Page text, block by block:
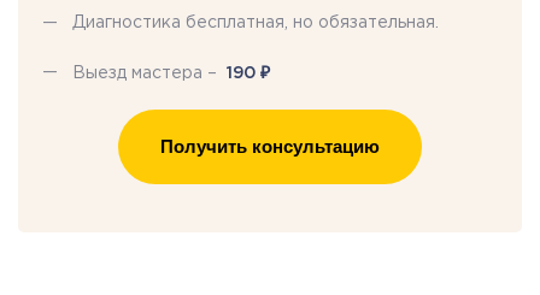
Диагностика бесплатная, но обязательная.
Выезд мастера – 190 ₽
Получить консультацию